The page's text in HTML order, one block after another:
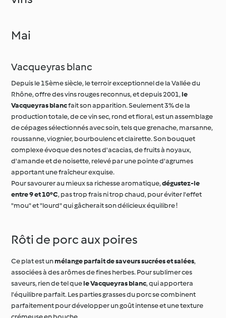
Mai
Vacqueyras blanc
Rhône, offre des vins rouges reconnus, et depuis 2001,
Vacqueyras blanc
fait son apparition. Seulement 3% de la
production totale, de ce vin sec, rond et floral, est un assemblage
de cépages sélectionnés avec soin, tels que grenache, marsanne,
roussanne, viognier, bourboulenc et clairette. Son bouquet
complexe évoque des notes d'acacias, de fruits à noyaux,
d'amande et de noisette, relevé par une pointe d'agrumes
apportant une fraîcheur exquise.
Pour savourer au mieux sa richesse aromatique,
dégustez-le
, pas trop frais ni trop chaud, pour éviter l'effet
"mou" et "lourd" qui gâcherait son délicieux équilibre !
Rôti de porc aux poires
Ce plat est un mélange parfait de saveurs sucrées et salées
associées à des arômes de fines herbes. Pour sublimer ces
saveurs, rien de tel que
, qui apportera
l'équilibre parfait. Les parties grasses du porc se combinent
crémeuse en bouche.
Pour équilibrer les saveurs sucrées et salées, vous devez choisir
un vin ayant du corps et du fruit
. Si vous optez pour un vin trop vif,